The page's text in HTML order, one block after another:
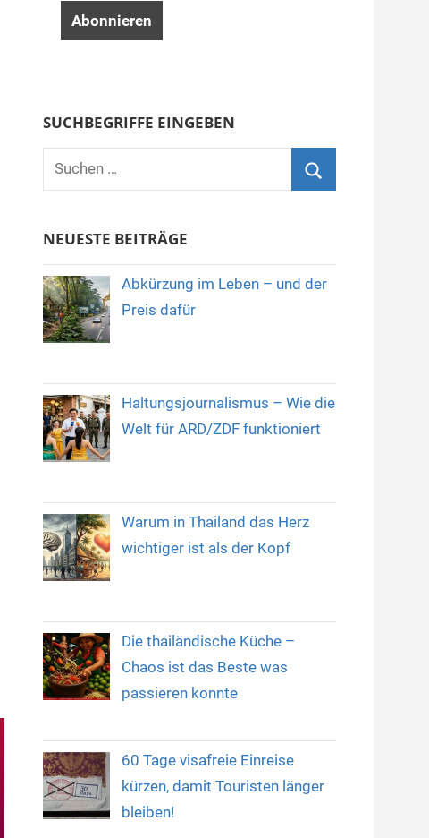
SUCHBEGRIFFE EINGEBEN
Suchen
NEUESTE BEITRÄGE
Abkürzung im Leben – und der
Preis dafür
Haltungsjournalismus – Wie die
Welt für ARD/ZDF funktioniert
Warum in Thailand das Herz
wichtiger ist als der Kopf
Die thailändische Küche –
Chaos ist das Beste was
passieren konnte
60 Tage visafreie Einreise
kürzen, damit Touristen länger
bleiben!